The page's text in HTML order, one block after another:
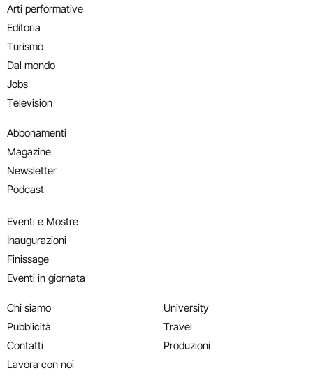
Arti performative
Editoria
Turismo
Dal mondo
Jobs
Television
Abbonamenti
Magazine
Newsletter
Podcast
Eventi e Mostre
Inaugurazioni
Finissage
Eventi in giornata
Chi siamo
Pubblicità
Contatti
Lavora con noi
University
Travel
Produzioni